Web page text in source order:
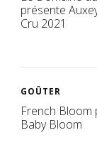
présente
Cru 2021
GOÛTER
French
Baby Bloom